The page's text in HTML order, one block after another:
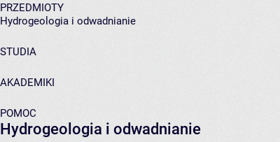
PRZEDMIOTY
Hydrogeologia i odwadnianie
STUDIA
AKADEMIKI
POMOC
Hydrogeologia i odwadnianie